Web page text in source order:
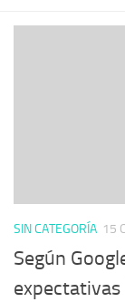
SIN CATEGORÍA 15
Según
expectativas